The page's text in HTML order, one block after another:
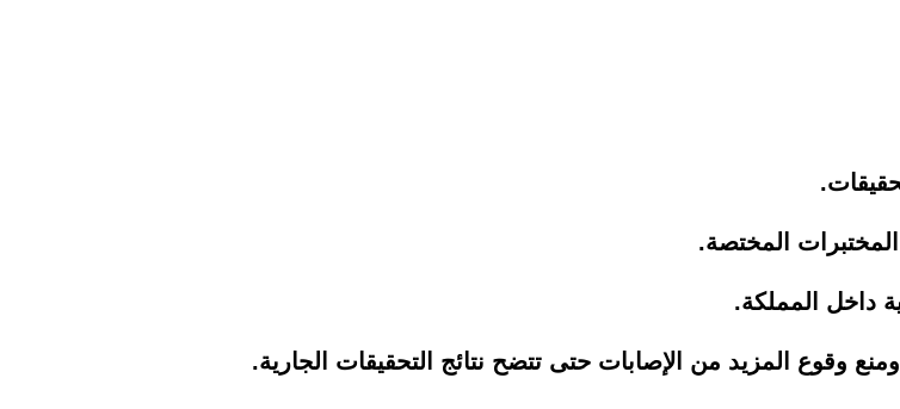
المختصة.
داخل المملكة.
وقوع المزيد من الإصابات حتى تتضح نتائج التحقيقات الجارية.